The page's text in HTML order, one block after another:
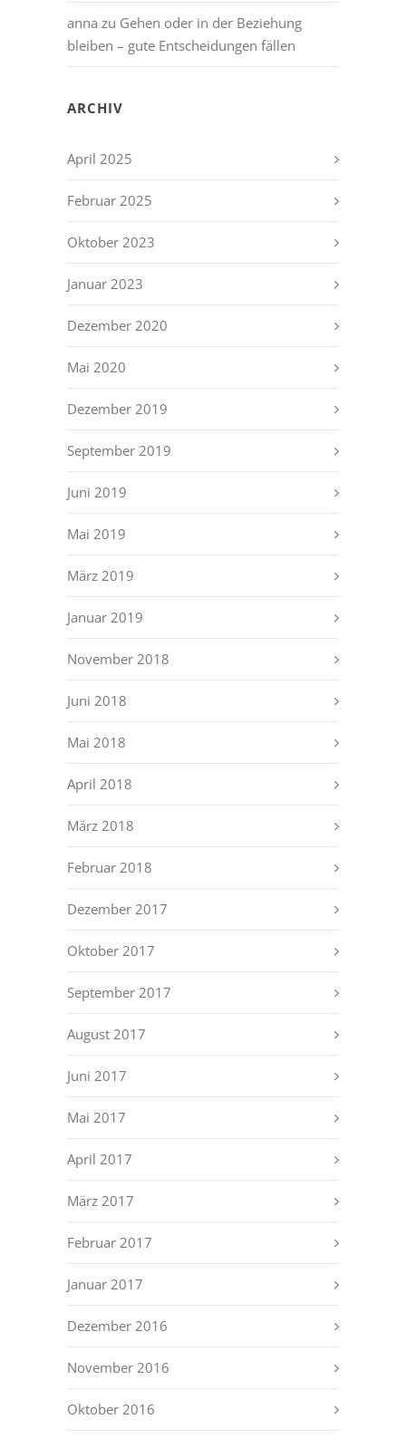
anna zu Gehen oder in der Beziehung
bleiben – gute Entscheidungen fällen
ARCHIV
April 2025
Februar 2025
Oktober 2023
Januar 2023
Dezember 2020
Mai 2020
Dezember 2019
September 2019
Juni 2019
Mai 2019
März 2019
Januar 2019
November 2018
Juni 2018
Mai 2018
April 2018
März 2018
Februar 2018
Dezember 2017
Oktober 2017
September 2017
August 2017
Juni 2017
Mai 2017
April 2017
März 2017
Februar 2017
Januar 2017
Dezember 2016
November 2016
Oktober 2016